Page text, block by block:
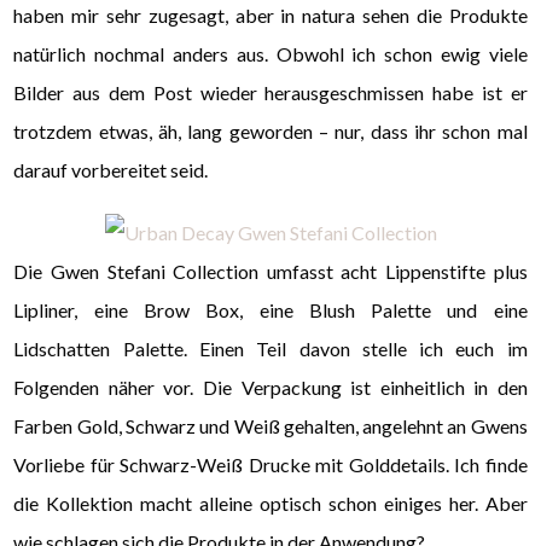
haben mir sehr zugesagt, aber in natura sehen die Produkte
natürlich nochmal anders aus. Obwohl ich schon ewig viele
Bilder aus dem Post wieder herausgeschmissen habe ist er
trotzdem etwas, äh, lang geworden – nur, dass ihr schon mal
darauf vorbereitet seid.
Die Gwen Stefani Collection umfasst acht Lippenstifte plus
Lipliner, eine Brow Box, eine Blush Palette und eine
Lidschatten Palette. Einen Teil davon stelle ich euch im
Folgenden näher vor. Die Verpackung ist einheitlich in den
Farben Gold, Schwarz und Weiß gehalten, angelehnt an Gwens
Vorliebe für Schwarz-Weiß Drucke mit Golddetails. Ich finde
die Kollektion macht alleine optisch schon einiges her. Aber